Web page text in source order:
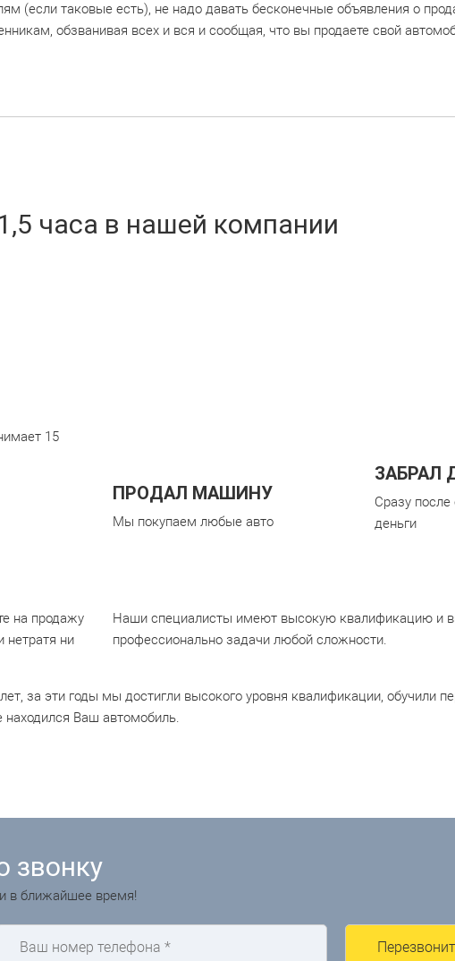
(если таковые есть), не надо давать бесконечные объявления о
обзванивая всех и вся и сообщая, что вы продаете свой
часа в нашей компании
15
ПРОДАЛ МАШИНУ
Мы покупаем любые авто
ЗАБРАЛ
Сразу
деньги
на продажу
нетратя ни
Наши специалисты имеют высокую квалификацию и
профессионально задачи любой сложности.
за эти годы мы достигли высокого уровня квалификации, обучили
Ваш автомобиль.
звонку
в ближайшее время!